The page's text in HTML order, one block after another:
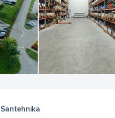
Santehnika